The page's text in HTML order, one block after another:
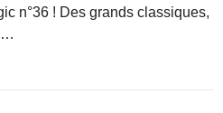
n°36 ! Des grands classiques,